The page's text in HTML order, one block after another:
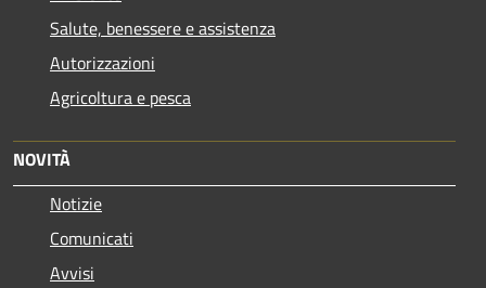
Salute, benessere e assistenza
Autorizzazioni
Agricoltura e pesca
NOVITÀ
Notizie
Comunicati
Avvisi